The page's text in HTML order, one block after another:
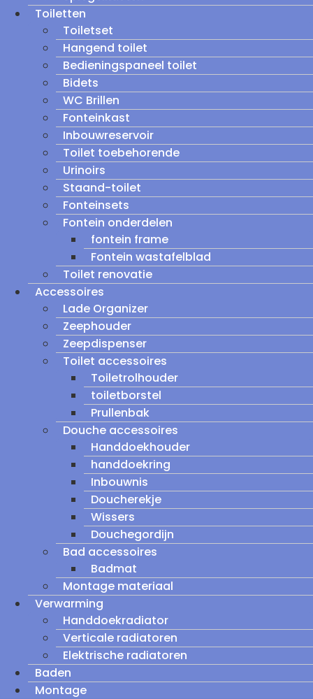
Toiletten
Toiletset
Hangend toilet
Bedieningspaneel toilet
Bidets
WC Brillen
Fonteinkast
Inbouwreservoir
Toilet toebehorende
Urinoirs
Staand-toilet
Fonteinsets
Fontein onderdelen
fontein frame
Fontein wastafelblad
Toilet renovatie
Accessoires
Lade Organizer
Zeephouder
Zeepdispenser
Toilet accessoires
Toiletrolhouder
toiletborstel
Prullenbak
Douche accessoires
Handdoekhouder
handdoekring
Inbouwnis
Doucherekje
Wissers
Douchegordijn
Bad accessoires
Badmat
Montage materiaal
Verwarming
Handdoekradiator
Verticale radiatoren
Elektrische radiatoren
Baden
Montage